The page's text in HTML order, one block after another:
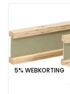
5% WEBKORTING